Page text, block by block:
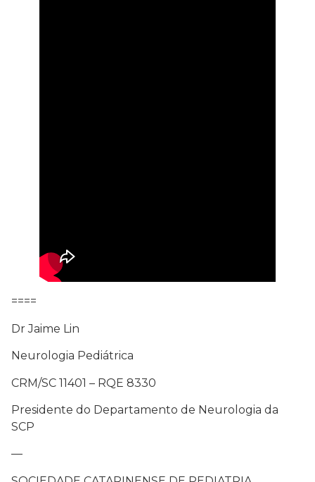
====
Dr Jaime Lin
Neurologia Pediátrica
CRM/SC 11401 – RQE 8330
Presidente do Departamento de Neurologia da
SCP
—